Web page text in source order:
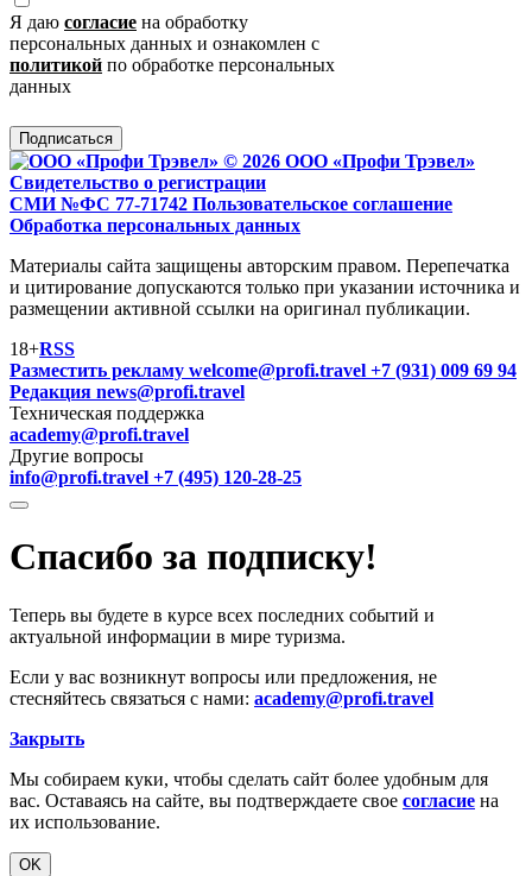
Я даю согласие на обработку
персональных данных и ознакомлен с
политикой по обработке персональных
данных
Подписаться
© 2026 ООО «Профи Трэвeл»
Свидетельство о регистрации
СМИ №ФС 77-71742 Пользовательское соглашение
Обработка персональных данных
Материалы сайта защищены авторским правом. Перепечатка
и цитирование допускаются только при указании источника и
размещении активной ссылки на оригинал публикации.
18+RSS
Разместить рекламу welcome@profi.travel +7 (931) 009 69 94
Редакция news@profi.travel
Техническая поддержка
academy@profi.travel
Другие вопросы
info@profi.travel +7 (495) 120-28-25
Спасибо за подписку!
Теперь вы будете в курсе всех последних событий и
актуальной информации в мире туризма.
Если у вас возникнут вопросы или предложения, не
стесняйтесь связаться с нами: academy@profi.travel
Закрыть
Мы собираем куки, чтобы сделать сайт более удобным для
вас. Оставаясь на сайте, вы подтверждаете свое согласие на
их использование.
OK